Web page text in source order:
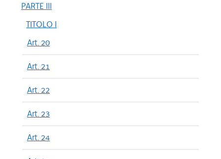
PARTE III
TITOLO I
Art. 20
Art. 21
Art. 22
Art. 23
Art. 24